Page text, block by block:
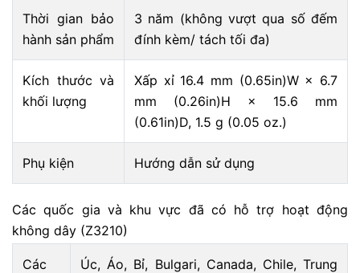
Thời gian bảo
hành sản phẩm
3 năm (không vượt qua số đếm
đính kèm/ tách tối đa)
Kích thước và
khối lượng
Xấp xỉ 16.4 mm (0.65in)W × 6.7
mm (0.26in)H × 15.6 mm
(0.61in)D, 1.5 g (0.05 oz.)
Phụ kiện Hướng dẫn sử dụng
Các quốc gia và khu vực đã có hỗ trợ hoạt động
không dây (Z3210)
Các
Úc, Áo, Bỉ, Bulgari, Canada, Chile, Trung